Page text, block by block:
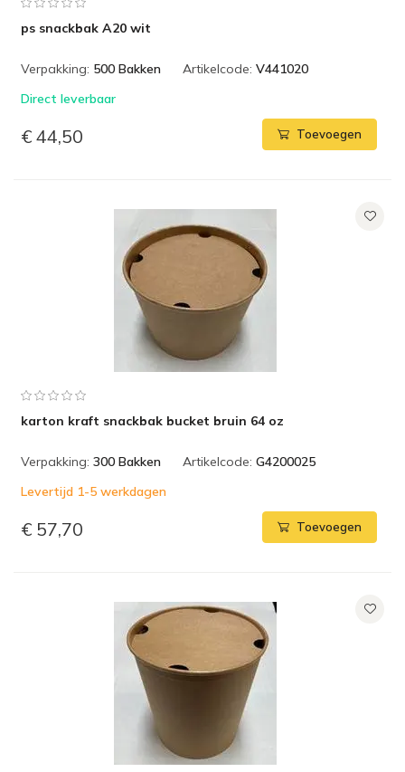
ps snackbak A20 wit
Verpakking: 500 Bakken Artikelcode: V441020
Direct leverbaar
€ 44,50 Toevoegen
karton kraft snackbak bucket bruin 64 oz
Verpakking: 300 Bakken Artikelcode: G4200025
Levertijd 1-5 werkdagen
€ 57,70 Toevoegen